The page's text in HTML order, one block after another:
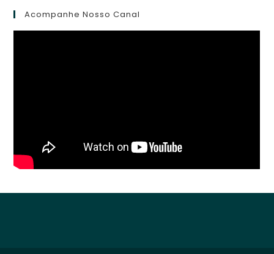
Acompanhe Nosso Canal